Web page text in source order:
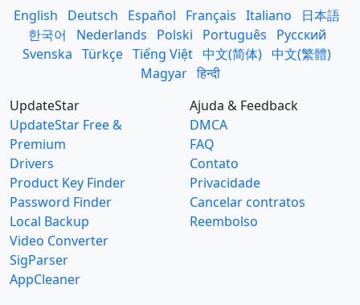
English Deutsch Español Français Italiano
日本語
한국어
Nederlands Polski Português
Русский
Svenska Türkçe Tiếng Việt 中文(简体) 中文(繁體)
Magyar हिन्दी
UpdateStar
UpdateStar Free &
Premium
Drivers
Product Key Finder
Password Finder
Local Backup
Video Converter
SigParser
AppCleaner
Ajuda & Feedback
DMCA
FAQ
Contato
Privacidade
Cancelar contratos
Reembolso